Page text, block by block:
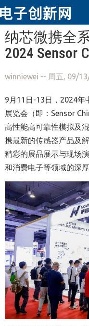
跳转到主要内容
纳芯微携全
2024 Sensor
winniewei -- 周五, 09/
9月11日-13日，2024年
展览会（即：Sensor
高性能高可靠性模拟及
携最新的传感器产品及
精彩的展品展示与现场
和消费电子等领域的深